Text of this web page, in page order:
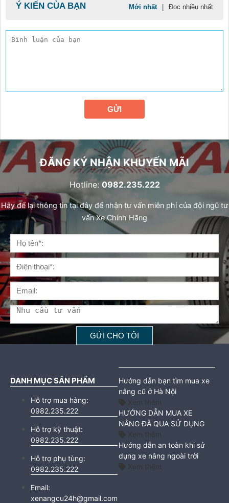
Ý KIẾN CỦA BẠN Mới nhất | Đọc nhiều nhất
GỬI
ĐĂNG KÝ NHẬN KHUYẾN MÃI
Hotline: 0982.235.222
Hãy để lại thông tin tại đây để nhận tư vấn miễn phí của đội ngũ tư
vấn Xe Chính Hãng
DANH MỤC SẢN PHẨM
Hỗ trợ mua hàng:
0982.235.222
Hỗ trợ kỹ thuật:
0982.235.222
Hỗ trợ phụ tùng:
0982.235.222
Email:
xenangcu24h@gmail.com
Hướng dẫn bạn tìm mua xe
nâng cũ ở Hà Nội
Xem thêm
HƯỚNG DẪN MUA XE
NÂNG ĐÃ QUA SỬ DỤNG
Xem thêm
Hướng dẫn an toàn khi sử
dụng xe nâng ngoài trời
Xem thêm